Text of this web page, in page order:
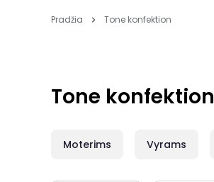
Pradžia Tone konfektion
Tone konfektion
Moterims Vyrams